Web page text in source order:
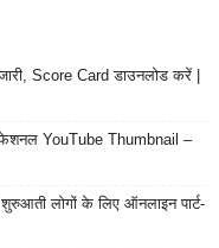
Score Card डाउनलोड करें |
YouTube Thumbnail –
लोगों के लिए ऑनलाइन पार्ट-